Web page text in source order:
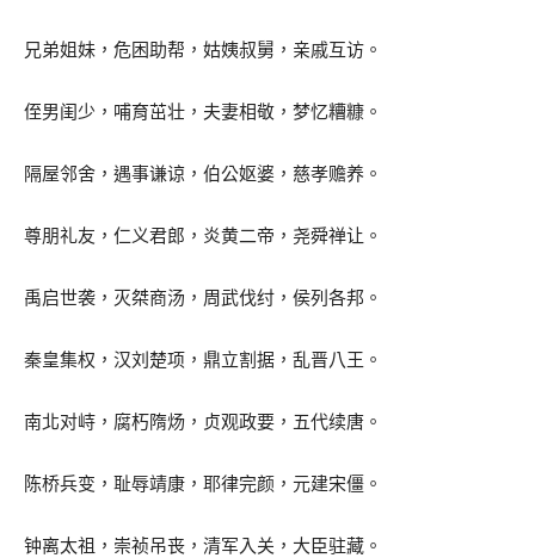
兄弟姐妹，危困助帮，姑姨叔舅，亲戚互访。
侄男闺少，哺育茁壮，夫妻相敬，梦忆糟糠。
隔屋邻舍，遇事谦谅，伯公妪婆，慈孝赡养。
尊朋礼友，仁义君郎，炎黄二帝，尧舜禅让。
禹启世袭，灭桀商汤，周武伐纣，侯列各邦。
秦皇集权，汉刘楚项，鼎立割据，乱晋八王。
南北对峙，腐朽隋炀，贞观政要，五代续唐。
陈桥兵变，耻辱靖康，耶律完颜，元建宋僵。
钟离太祖，崇祯吊丧，清军入关，大臣驻藏。